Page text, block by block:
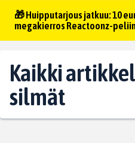
🎁 Huipputarjous jatkuu: 10
megakierros Reactoonz-
Kaikki
silmät